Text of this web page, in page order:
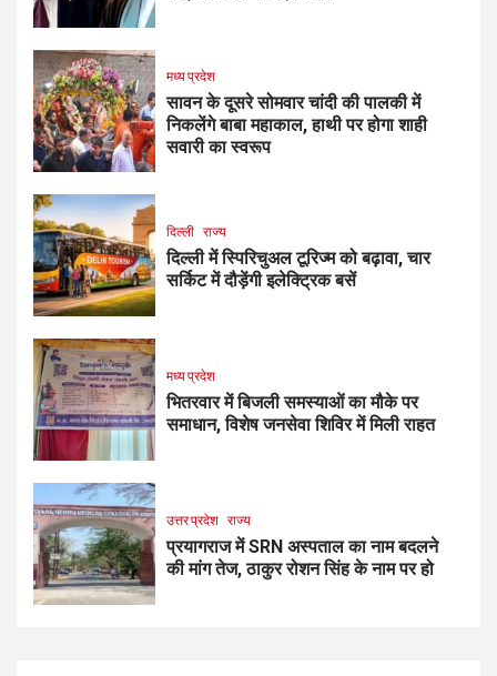
मध्य प्रदेश
सावन के दूसरे सोमवार चांदी की पालकी में
निकलेंगे बाबा महाकाल, हाथी पर होगा शाही
सवारी का स्वरूप
दिल्ली राज्य
दिल्ली में स्पिरिचुअल टूरिज्म को बढ़ावा, चार
सर्किट में दौड़ेंगी इलेक्ट्रिक बसें
मध्य प्रदेश
भितरवार में बिजली समस्याओं का मौके पर
समाधान, विशेष जनसेवा शिविर में मिली राहत
उत्तर प्रदेश राज्य
प्रयागराज में SRN अस्पताल का नाम बदलने
की मांग तेज, ठाकुर रोशन सिंह के नाम पर हो